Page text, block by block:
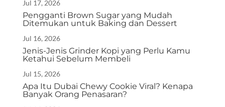
Jul 17, 2026
Pengganti Brown Sugar yang Mudah
Ditemukan untuk Baking dan Dessert
Jul 16, 2026
Jenis-Jenis Grinder Kopi yang Perlu Kamu
Ketahui Sebelum Membeli
Jul 15, 2026
Apa Itu Dubai Chewy Cookie Viral? Kenapa
Banyak Orang Penasaran?